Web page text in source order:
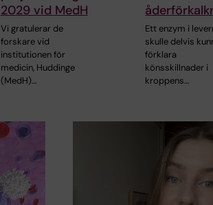
2029 vid MedH
Vi gratulerar de
forskare vid
institutionen för
medicin, Huddinge
(MedH)…
Ett enzym i
skulle delvis
förklara
könsskillnader i
kroppens…